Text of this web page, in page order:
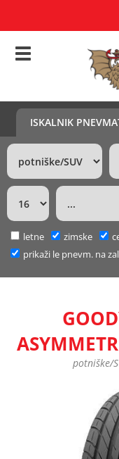
ISKALNIK
letne zimske
prikaži le pnevm. na
potniške/